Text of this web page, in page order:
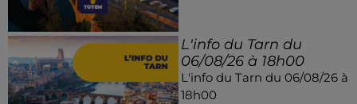
L'info du Tarn du
06/08/26 à 18h00
L'info du Tarn du 06/08/26 à
18h00